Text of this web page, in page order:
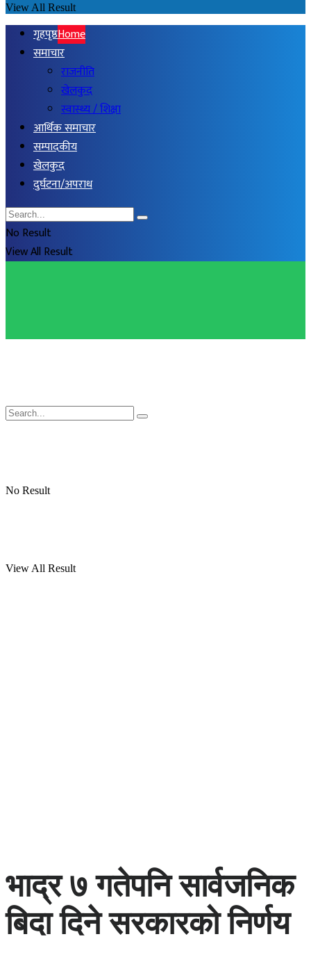
View All Result
गृहपृष्ठHome
समाचार
राजनीति
खेलकुद
स्वास्थ्य / शिक्षा
आर्थिक समाचार
सम्पादकीय
खेलकुद
दुर्घटना/अपराध
No Result
View All Result
No Result
View All Result
भाद्र ७ गतेपनि सार्वजनिक
बिदा दिने सरकारको निर्णय